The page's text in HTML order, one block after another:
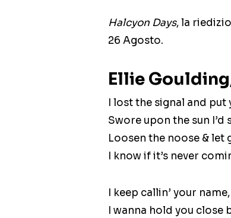
Halcyon Days, la
26 Agosto.
Ellie
I lost the signal and put
Swore upon the sun I’d
Loosen the noose & let
I know if it’s never
I keep callin’ your
I wanna hold you close